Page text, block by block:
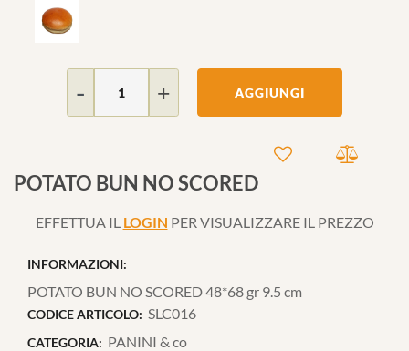
AGGIUNGI
POTATO BUN NO SCORED
EFFETTUA IL LOGIN PER VISUALIZZARE IL PREZZO
INFORMAZIONI:
POTATO BUN NO SCORED 48*68 gr 9.5 cm
CODICE ARTICOLO: SLC016
CATEGORIA: PANINI & co